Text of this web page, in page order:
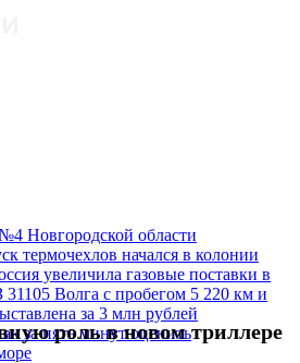
Новгородской области
термочехлов начался в колонии
увеличила газовые поставки в
31105 Волга с пробегом 5 220 км и
за 3 млн рублей
за пять минут оценить
роль в новом триллере